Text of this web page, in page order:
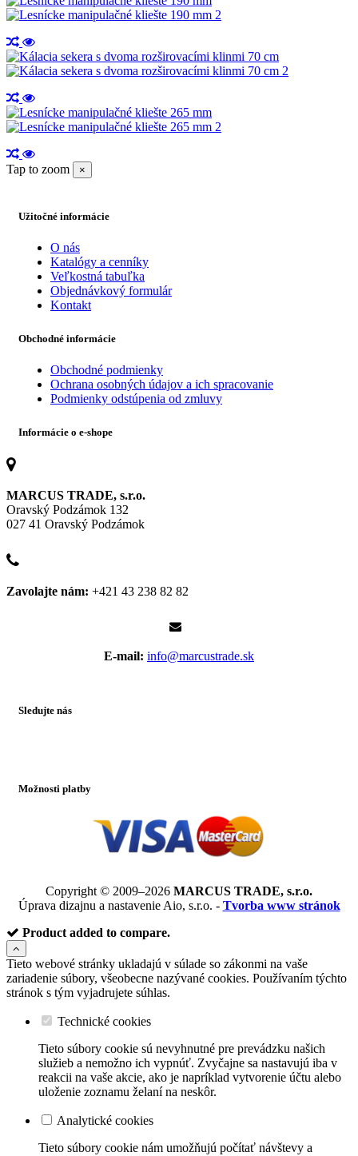
Tap to zoom ×
Užitočné informácie
O nás
Katalógy a cenníky
Veľkostná tabuľka
Objednávkový formulár
Kontakt
Obchodné informácie
Obchodné podmienky
Ochrana osobných údajov a ich spracovanie
Podmienky odstúpenia od zmluvy
Informácie o e-shope
MARCUS TRADE, s.r.o.
Oravský Podzámok 132
027 41 Oravský Podzámok
Zavolajte nám: +421 43 238 82 82
E-mail: info@marcustrade.sk
Sledujte nás
Možnosti platby
Copyright © 2009–2026 MARCUS TRADE, s.r.o.
Úprava dizajnu a nastavenie Aio, s.r.o. - Tvorba www stránok
Product added to compare.
Tieto webové stránky ukladajú v súlade so zákonmi na vaše
zariadenie súbory, všeobecne nazývané cookies. Používaním týchto
stránok s tým vyjadrujete súhlas.
Technické cookies
Tieto súbory cookie sú nevyhnutné pre prevádzku našich
služieb a nemožno ich vypnúť. Zvyčajne sa nastavujú iba v
reakcii na vaše akcie, ako je napríklad vytvorenie účtu alebo
uloženie zoznamu želaní na neskôr.
Analytické cookies
Tieto súbory cookie nám umožňujú počítať návštevy a